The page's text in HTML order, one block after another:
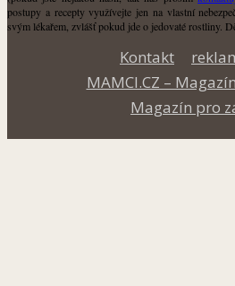
postupy a recepty využívejte jen na vlastní
svým lékařem, zvlášť pokud jde o jedovaté rostliny.
Kontakt
MAMCI.CZ –
Magazín pro